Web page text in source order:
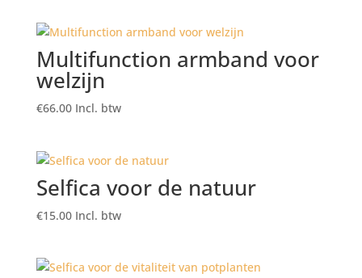
Multifunction armband voor
welzijn
€66.00 Incl. btw
Selfica voor de natuur
€15.00 Incl. btw